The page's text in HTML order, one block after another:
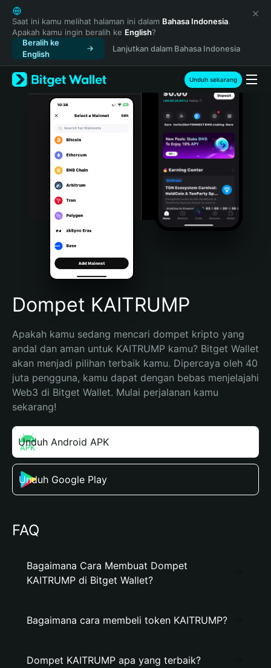
English
日本語
Tiếng Việt
Русский
Español (Latinoamérica)
Türkçe
Italiano
Português (Portugal)
Bahasa Indonesia
Português (Brasil)
Español (Argentina)
Saat ini kamu melihat halaman ini dalam Bahasa Indonesia.
Apakah kamu ingin beralih ke English?
Beralih ke
English
Lanjutkan dalam Bahasa Indonesia
Unduh sekarang
Dompet KAITRUMP
Apakah kamu sedang mencari dompet kripto yang
andal dan aman untuk KAITRUMP kamu? Bitget Wallet
akan menjadi pilihan terbaik kamu. Dipercaya oleh 40
juta pengguna, kamu dapat dengan bebas menjelajahi
Web3 di Bitget Wallet. Mulai perjalanan kamu
sekarang!
Unduh Android APK
Unduh Google Play
FAQ
Bagaimana Cara Membuat Dompet
KAITRUMP di Bitget Wallet?
Bagaimana cara membeli token KAITRUMP?
Dompet KAITRUMP apa yang terbaik?